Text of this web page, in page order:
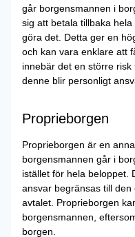
går borgensmannen i
sig att betala tillbaka
göra det. Detta ger en
och kan vara enklare att
innebär det en större
denne blir personligt
Proprieborgen
Proprieborgen är en
borgensmannen går i
istället för hela beloppet.
ansvar begränsas till
avtalet. Proprieborgen
borgensmannen,
borgen.